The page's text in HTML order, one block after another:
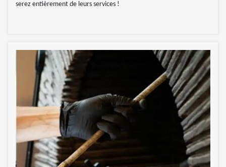
serez entièrement de leurs services !